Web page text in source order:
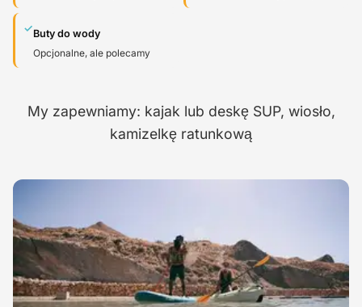
✓Buty do wody
Opcjonalne, ale polecamy
My zapewniamy: kajak lub deskę SUP, wiosło,
kamizelkę ratunkową